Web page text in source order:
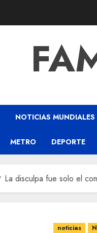
NOTICIAS MUNDIALES
METRO DEPORTE
La disculpa fue solo el
noticias